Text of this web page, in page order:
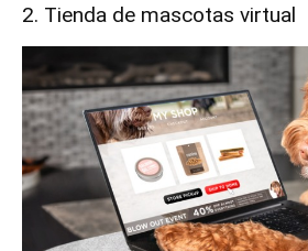
2. Tienda de mascotas virtual